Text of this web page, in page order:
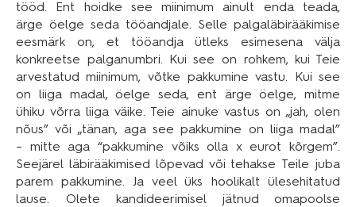
tööd. Ent hoidke see miinimum ainult enda teada,
ärge öelge seda tööandjale. Selle palgaläbirääkimise
eesmärk on, et tööandja ütleks esimesena välja
konkreetse palganumbri. Kui see on rohkem, kui Teie
arvestatud miinimum, võtke pakkumine vastu. Kui see
on liiga madal, öelge seda, ent ärge öelge, mitme
ühiku võrra liiga väike. Teie ainuke vastus on „jah, olen
nõus” või „tänan, aga see pakkumine on liiga madal”
– mitte aga “pakkumine võiks olla x eurot kõrgem”.
Seejärel läbirääkimised lõpevad või tehakse Teile juba
parem pakkumine. Ja veel üks hoolikalt ülesehitatud
lause. Olete kandideerimisel jätnud omapoolse